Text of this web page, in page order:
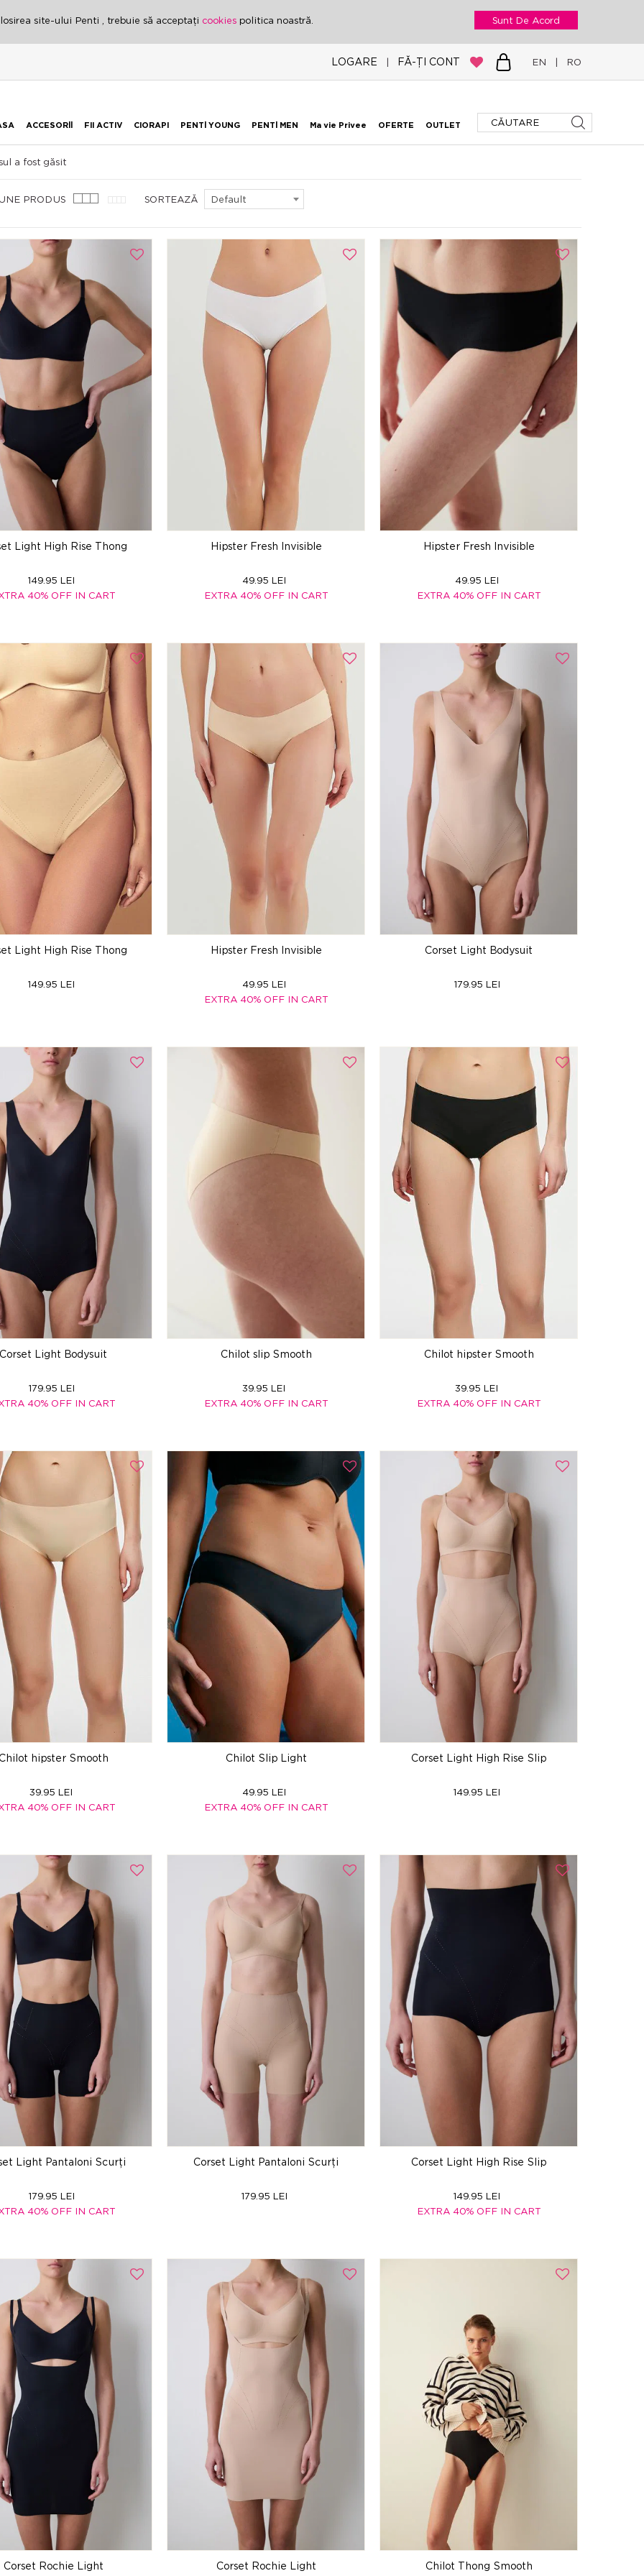
site-ului Penti , trebuie să acceptați cookies politica noastră. Sunt De Acord
LOGARE | FĂ-ȚI CONT EN | RO
ACCESORİİ FII ACTIV CIORAPI PENTİ YOUNG PENTİ MEN Ma vie Privee OFERTE OUTLET
a fost găsit
PRODUS SORTEAZĂ Default
Light High Rise Thong
149.95 LEI
40% OFF IN CART
Hipster Fresh Invisible
49.95 LEI
EXTRA 40% OFF IN CART
Hipster Fresh Invisible
49.95 LEI
EXTRA 40% OFF IN CART
Light High Rise Thong
149.95 LEI
Hipster Fresh Invisible
49.95 LEI
EXTRA 40% OFF IN CART
Corset Light Bodysuit
179.95 LEI
Corset Light Bodysuit
179.95 LEI
40% OFF IN CART
Chilot slip Smooth
39.95 LEI
EXTRA 40% OFF IN CART
Chilot hipster Smooth
39.95 LEI
EXTRA 40% OFF IN CART
hipster Smooth
39.95 LEI
40% OFF IN CART
Chilot Slip Light
49.95 LEI
EXTRA 40% OFF IN CART
Corset Light High Rise Slip
149.95 LEI
Light Pantaloni Scurți
179.95 LEI
40% OFF IN CART
Corset Light Pantaloni Scurți
179.95 LEI
Corset Light High Rise Slip
149.95 LEI
EXTRA 40% OFF IN CART
Corset Rochie Light Corset Rochie Light Chilot Thong Smooth